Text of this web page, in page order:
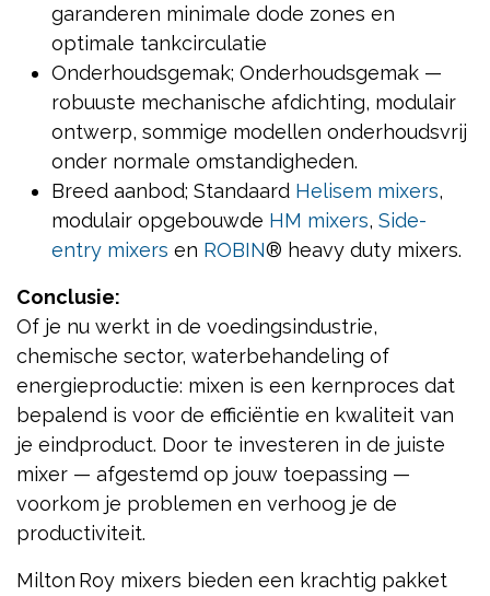
garanderen minimale dode zones en
optimale tankcirculatie
Onderhoudsgemak; Onderhoudsgemak —
robuuste mechanische afdichting, modulair
ontwerp, sommige modellen onderhoudsvrij
onder normale omstandigheden.
Breed aanbod; Standaard Helisem mixers,
modulair opgebouwde HM mixers, Side-
entry mixers en ROBIN® heavy duty mixers.
Conclusie:
Of je nu werkt in de voedingsindustrie,
chemische sector, waterbehandeling of
energieproductie: mixen is een kernproces dat
bepalend is voor de efficiëntie en kwaliteit van
je eindproduct. Door te investeren in de juiste
mixer — afgestemd op jouw toepassing —
voorkom je problemen en verhoog je de
productiviteit.
Milton Roy mixers bieden een krachtig pakket